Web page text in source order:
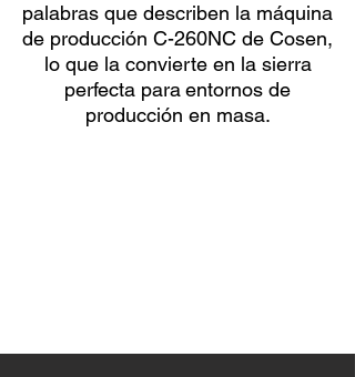
palabras que describen la máquina
de producción C-260NC de Cosen,
lo que la convierte en la sierra
perfecta paraentornos de
producción en masa.